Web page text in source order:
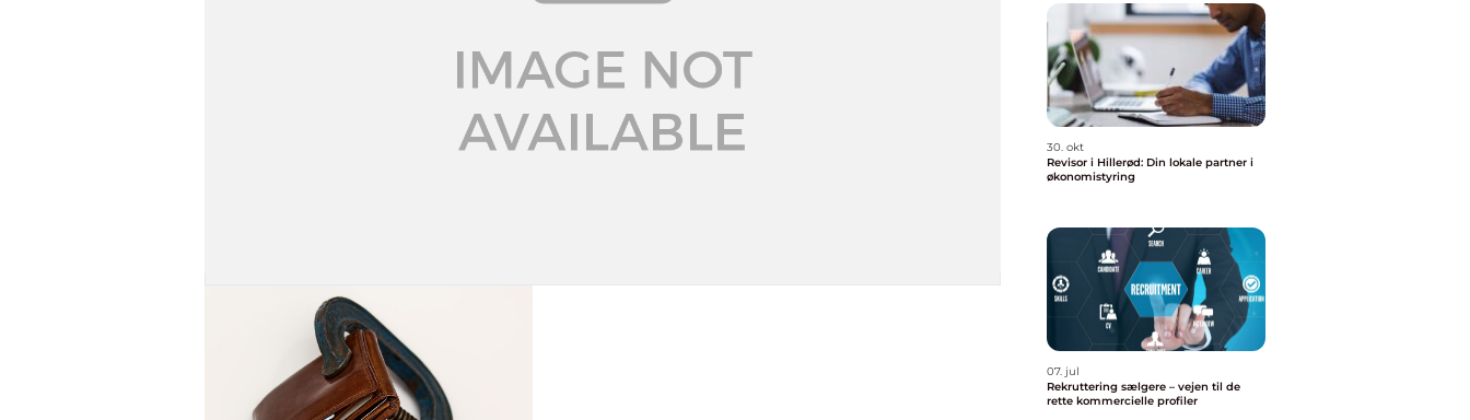
30. okt
Revisor i Hillerød: Din lokale partner i
økonomistyring
07. jul
Rekruttering sælgere – vejen til de
rette kommercielle profiler